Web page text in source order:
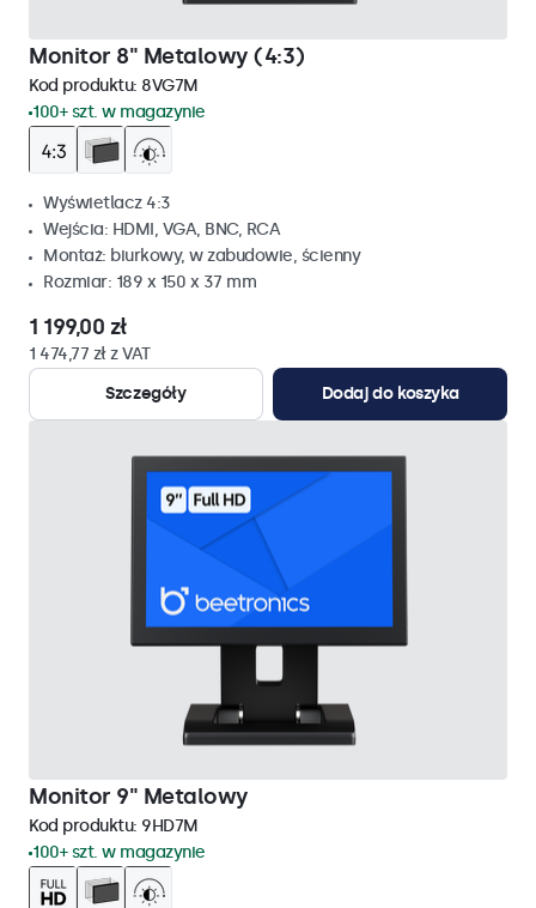
Monitor 8" Metalowy (4:3)
Kod produktu: 8VG7M
100+ szt. w magazynie
Wyświetlacz 4:3
Wejścia: HDMI, VGA, BNC, RCA
Montaż: biurkowy, w zabudowie, ścienny
Rozmiar: 189 x 150 x 37 mm
1 199,00 zł
1 474,77 zł z VAT
Szczegóły
Dodaj do koszyka
Monitor 9" Metalowy
Kod produktu: 9HD7M
100+ szt. w magazynie